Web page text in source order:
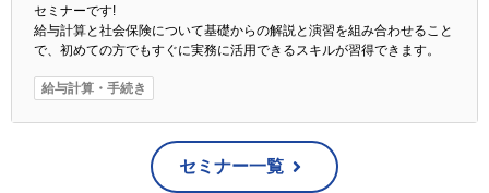
セミナーです!
給与計算と社会保険について基礎からの解説と演習を組み合わせること
で、初めての方でもすぐに実務に活用できるスキルが習得できます。
給与計算・手続き
セミナー一覧